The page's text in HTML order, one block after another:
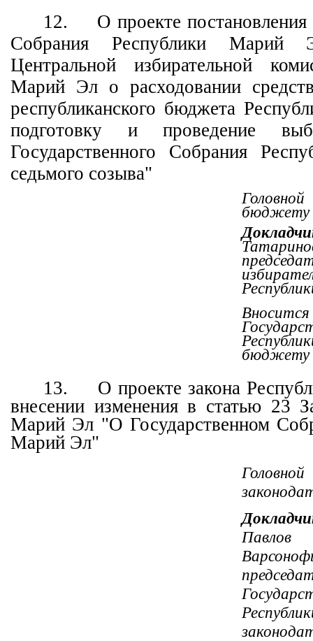
12.
О проекте постановления
Собрания Республики
Центральной избирательной
Марий Эл о расходовании
республиканского бюджета
подготовку и проведение
Государственного Собрания
седьмого созыва"
бюджету
бюджету
13.
О проекте закона
внесении изменения в статью 23
Марий Эл "О Государственном
Марий Эл"